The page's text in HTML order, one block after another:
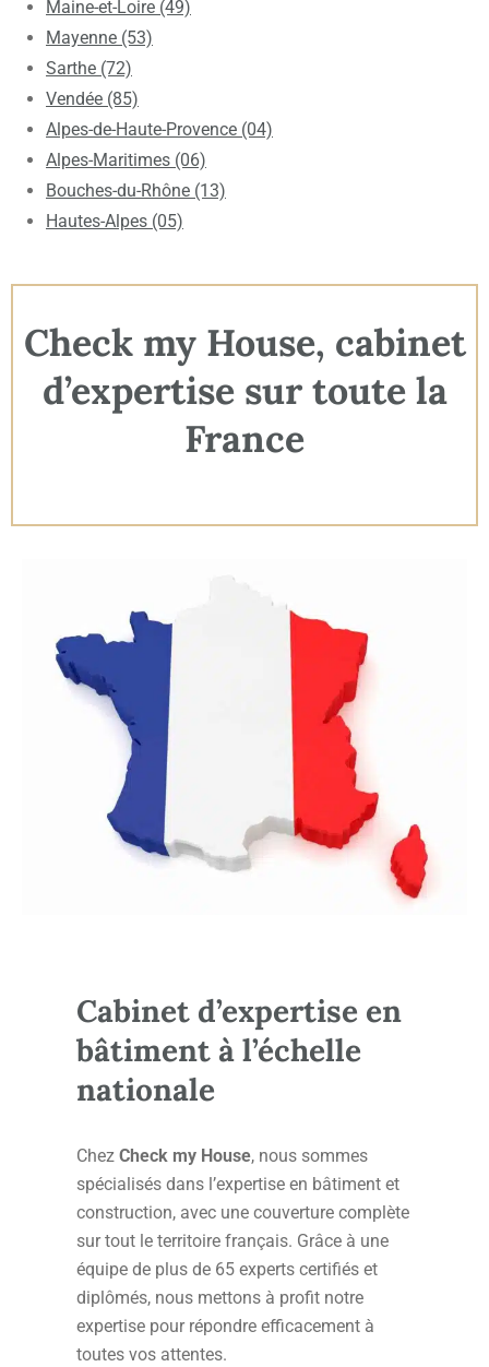
Maine-et-Loire (49)
Mayenne (53)
Sarthe (72)
Vendée (85)
Alpes-de-Haute-Provence (04)
Alpes-Maritimes (06)
Bouches-du-Rhône (13)
Hautes-Alpes (05)
Check my House, cabinet
d’expertise sur toute la
France
Cabinet d’expertise en
bâtiment à l’échelle
nationale
Chez Check my House, nous sommes
spécialisés dans l’expertise en bâtiment et
construction, avec une couverture complète
sur tout le territoire français. Grâce à une
équipe de plus de 65 experts certifiés et
diplômés, nous mettons à profit notre
expertise pour répondre efficacement à
toutes vos attentes.